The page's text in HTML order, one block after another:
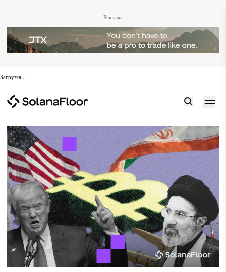
Реклама
Загрузка...